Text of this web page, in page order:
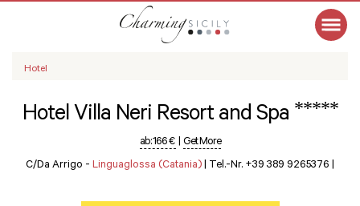
Hotel
Hotel Villa Neri Resort and Spa *****
ab:166 € | Get More
C/da Arrigo - Linguaglossa (Catania) | Tel.-Nr. +39 389 9265376 |